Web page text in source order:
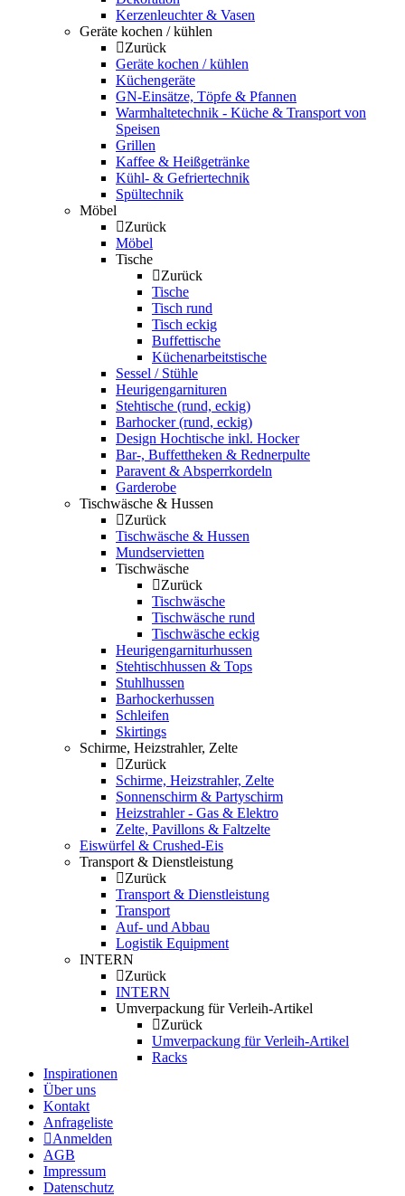
Kerzenleuchter & Vasen
Geräte kochen / kühlen
Zurück
Geräte kochen / kühlen
Küchengeräte
GN-Einsätze, Töpfe & Pfannen
Warmhaltetechnik - Küche & Transport von
Speisen
Grillen
Kaffee & Heißgetränke
Kühl- & Gefriertechnik
Spültechnik
Möbel
Zurück
Möbel
Tische
Zurück
Tische
Tisch rund
Tisch eckig
Buffettische
Küchenarbeitstische
Sessel / Stühle
Heurigengarnituren
Stehtische (rund, eckig)
Barhocker (rund, eckig)
Design Hochtische inkl. Hocker
Bar-, Buffettheken & Rednerpulte
Paravent & Absperrkordeln
Garderobe
Tischwäsche & Hussen
Zurück
Tischwäsche & Hussen
Mundservietten
Tischwäsche
Zurück
Tischwäsche
Tischwäsche rund
Tischwäsche eckig
Heurigengarniturhussen
Stehtischhussen & Tops
Stuhlhussen
Barhockerhussen
Schleifen
Skirtings
Schirme, Heizstrahler, Zelte
Zurück
Schirme, Heizstrahler, Zelte
Sonnenschirm & Partyschirm
Heizstrahler - Gas & Elektro
Zelte, Pavillons & Faltzelte
Eiswürfel & Crushed-Eis
Transport & Dienstleistung
Zurück
Transport & Dienstleistung
Transport
Auf- und Abbau
Logistik Equipment
INTERN
Zurück
INTERN
Umverpackung für Verleih-Artikel
Zurück
Umverpackung für Verleih-Artikel
Racks
Inspirationen
Über uns
Kontakt
Anfrageliste
Anmelden
AGB
Impressum
Datenschutz